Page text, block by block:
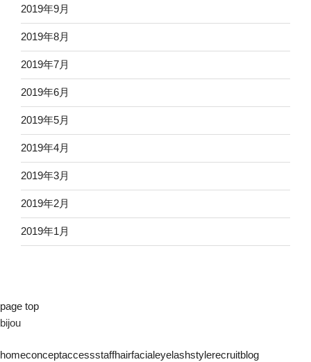
2019年9月
2019年8月
2019年7月
2019年6月
2019年5月
2019年4月
2019年3月
2019年2月
2019年1月
page top
bijou
homeconceptaccessstaffhairfacialeyelashstylerecruitblog